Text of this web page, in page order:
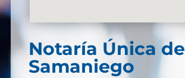
Notaría Única de
Samaniego